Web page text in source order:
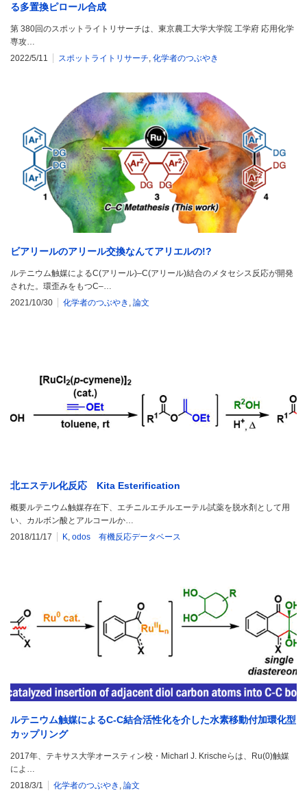
る多置換ピロール合成
第 380回のスポットライトリサーチは、東京農工大学大学院 工学府 応用化学
専攻…
2022/5/11
スポットライトリサーチ, 化学者のつぶやき
ビアリールのアリール交換なんてアリエルの!?
ルテニウム触媒によるC(アリール)–C(アリール)結合のメタセシス反応が開発
された。環歪みをもつC–…
2021/10/30
化学者のつぶやき , 論文
北エステル化反応 Kita Esterification
概要ルテニウム触媒存在下、エチニルエチルエーテル試薬を脱水剤として用
い、カルボン酸とアルコールか…
2018/11/17
K, odos 有機反応データベース
ルテニウム触媒によるC-C結合活性化を介した水素移動付加環化型
カップリング
2017年、テキサス大学オースティン校・Micharl J. Krischeらは、Ru(0)触媒
によ…
2018/3/1
化学者のつぶやき , 論文